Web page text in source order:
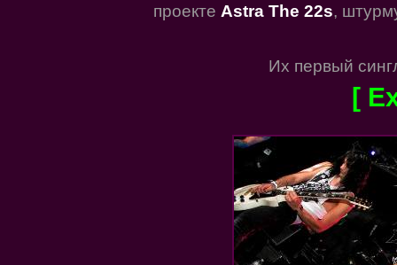
проекте Astra The 22s,
Их первый
[